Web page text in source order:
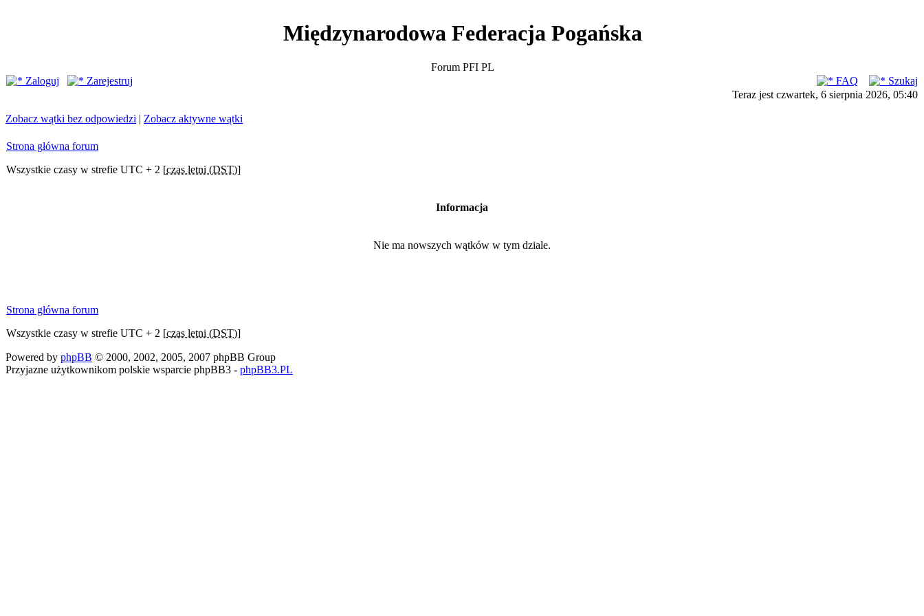
Międzynarodowa Federacja Pogańska
Forum PFI PL
Zaloguj
Zarejestruj FAQ
Szukaj
Teraz jest czwartek, 6 sierpnia 2026, 05:40
Zobacz wątki bez odpowiedzi | Zobacz aktywne wątki
Strona główna forum
Wszystkie czasy w strefie UTC + 2 [czas letni (DST)]
Informacja
Nie ma nowszych wątków w tym dziale.
Strona główna forum
Wszystkie czasy w strefie UTC + 2 [czas letni (DST)]
Powered by phpBB © 2000, 2002, 2005, 2007 phpBB Group
Przyjazne użytkownikom polskie wsparcie phpBB3 - phpBB3.PL